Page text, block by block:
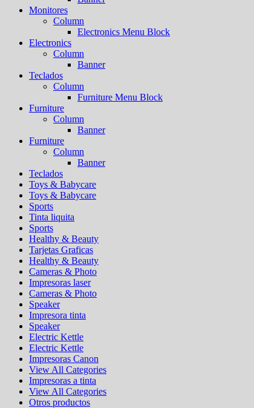
Monitores
Column
Electronics Menu Block
Electronics
Column
Banner
Teclados
Column
Furniture Menu Block
Furniture
Column
Banner
Furniture
Column
Banner
Teclados
Toys & Babycare
Toys & Babycare
Sports
Tinta liquita
Sports
Healthy & Beauty
Tarjetas Graficas
Healthy & Beauty
Cameras & Photo
Impresoras laser
Cameras & Photo
Speaker
Impresora tinta
Speaker
Electric Kettle
Electric Kettle
Impresoras Canon
View All Categories
Impresoras a tinta
View All Categories
Otros productos